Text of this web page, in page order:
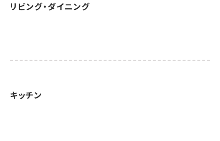
リビング・ダイニング
キッチン